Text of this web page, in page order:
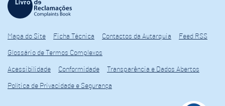
Mapa do Site Ficha Técnica Contactos da Autarquia Feed RSS
Glossário de Termos Complexos
Acessibilidade Conformidade Transparência e Dados Abertos
Política de Privacidade e Segurança